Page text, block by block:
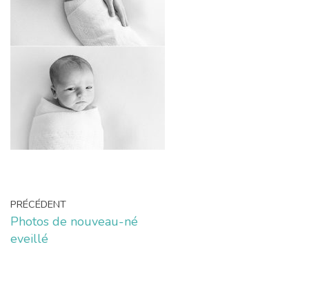
PRÉCÉDENT
Photos de nouveau-né
eveillé